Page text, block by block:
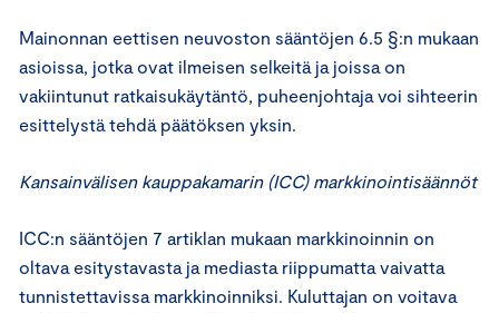
Mainonnan eettisen neuvoston sääntöjen 6.5 §:n mukaan
asioissa, jotka ovat ilmeisen selkeitä ja joissa on
vakiintunut ratkaisukäytäntö, puheenjohtaja voi sihteerin
esittelystä tehdä päätöksen yksin.
Kansainvälisen kauppakamarin (ICC) markkinointisäännöt
ICC:n sääntöjen 7 artiklan mukaan markkinoinnin on
oltava esitystavasta ja mediasta riippumatta vaivatta
tunnistettavissa markkinoinniksi. Kuluttajan on voitava